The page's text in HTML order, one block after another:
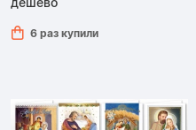
6 раз купили